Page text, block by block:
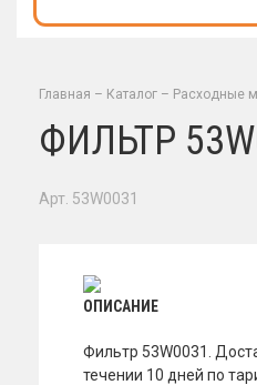
Главная – Каталог – Расходные
ФИЛЬТР
Арт. 53W0031
ОПИСАНИЕ
Фильтр 53W0031.
течении 10 дней по